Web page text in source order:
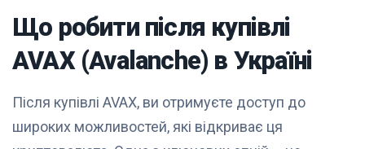
Що робити після купівлі
AVAX (Avalanche) в Україні
Після купівлі AVAX, ви отримуєте доступ до
широких можливостей, які відкриває ця